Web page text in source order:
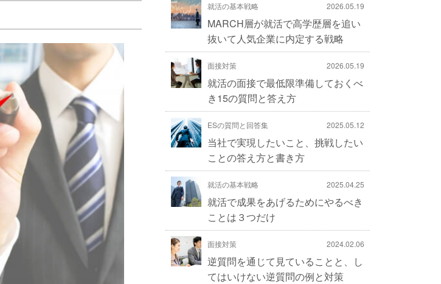
就活の基本戦略 2026.05.19
MARCH層が就活で高学歴層を追い
抜いて人気企業に内定する戦略
面接対策 2026.05.19
就活の面接で最低限準備しておくべ
き15の質問と答え方
ESの質問と回答集 2025.05.12
当社で実現したいこと、挑戦したい
ことの答え方と書き方
就活の基本戦略 2025.04.25
就活で成果をあげるためにやるべき
ことは３つだけ
面接対策 2024.02.06
逆質問を通じて見ていることと、し
てはいけない逆質問の例と対策